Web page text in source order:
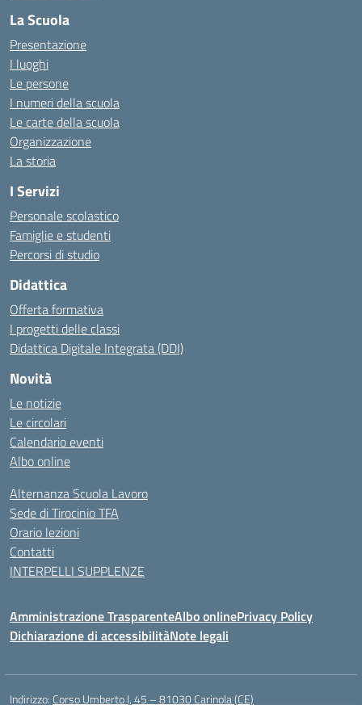
La Scuola
Presentazione
I luoghi
Le persone
I numeri della scuola
Le carte della scuola
Organizzazione
La storia
I Servizi
Personale scolastico
Famiglie e studenti
Percorsi di studio
Didattica
Offerta formativa
I progetti delle classi
Didattica Digitale Integrata (DDI)
Novità
Le notizie
Le circolari
Calendario eventi
Albo online
Alternanza Scuola Lavoro
Sede di Tirocinio TFA
Orario lezioni
Contatti
INTERPELLI SUPPLENZE
Amministrazione TrasparenteAlbo onlinePrivacy Policy
Dichiarazione di accessibilitàNote legali
Indirizzo: Corso Umberto I, 45 – 81030 Carinola (CE)